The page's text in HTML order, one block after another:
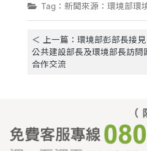
Tag：新聞來源：環境部環
＜ 上一篇：環境部彭部長接
公共建設部長及環境部長訪問
合作交流